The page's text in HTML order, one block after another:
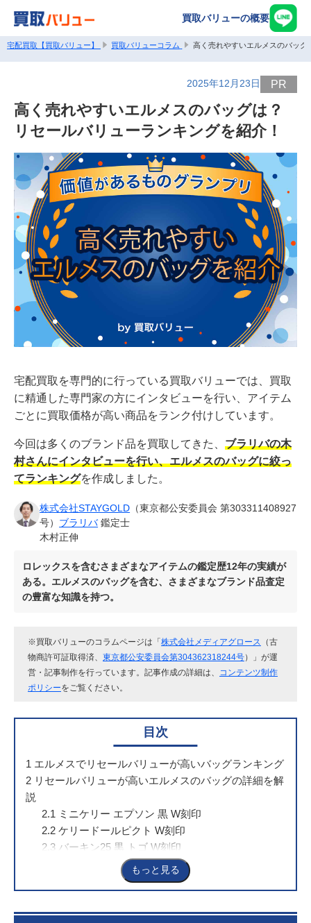
買取バリューの概要
宅配買取【買取バリュー】 買取バリューコラム 高く売れやすいエルメスのバッ
2025年12月23日 PR
高く売れやすいエルメスのバッグは？
リセールバリューランキングを紹介！
宅配買取を専門的に行っている買取バリューでは、買取
に精通した専門家の方にインタビューを行い、アイテム
ごとに買取価格が高い商品をランク付けしています。
今回は多くのブランド品を買取してきた、 ブラリバの木
村さんにインタビューを行い、エルメスのバッグに絞っ
てランキングを作成しました。
株式会社STAYGOLD （東京都公安委員会 第303311408927
号） ブラリバ鑑定士
木村正伸
ロレックスを含むさまざまなアイテムの鑑定歴12年の実績が
ある。エルメスのバッグを含む、さまざまなブランド品査定
の豊富な知識を持つ。
※買取バリューのコラムページは「 株式会社メディアグロース （古
物商許可証取得済、 東京都公安委員会第304362318244号）」が運
営・記事制作を行っています。記事作成の詳細は、 コンテンツ制作
ポリシーをご覧ください。
目次
1 エルメスでリセールバリューが高いバッグランキング
2 リセールバリューが高いエルメスのバッグの詳細を解
説
2.1 ミニケリー エプソン 黒 W刻印
2.2ケリードールピクト W刻印
2.3 バーキン25 黒 トゴ W刻印
ケリー25 黒 エプソン 外縫い W刻印
バーキン 25 ヒマラヤ
3.1理由1：近年定価の値上がりが起きているため
もっと見る